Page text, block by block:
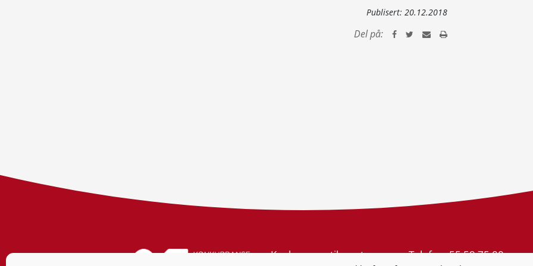
Publisert: 20.12.2018
Del på:
Konkurransetilsynet
Telefon:55 59 75 00